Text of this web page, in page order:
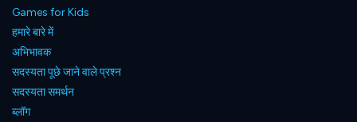
Games for Kids
हमारे बारे में
अभिभावक
सदस्यता पूछे जाने वाले प्रश्न
सदस्यता समर्थन
ब्लॉग